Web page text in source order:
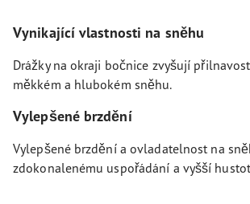
Vynikající vlastnosti na sněhu
Drážky na okraji bočnice zvyšují
měkkém a hlubokém sněhu.
Vylepšené brzdění
Vylepšené brzdění a ovladatelnost na
zdokonalenému uspořádání a vyšší